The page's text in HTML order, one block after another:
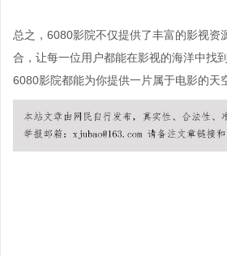
总之，6080影院不仅提供了丰富的影视
合，让每一位用户都能在影视的海洋中找
6080影院都能为你提供一片属于电影的天